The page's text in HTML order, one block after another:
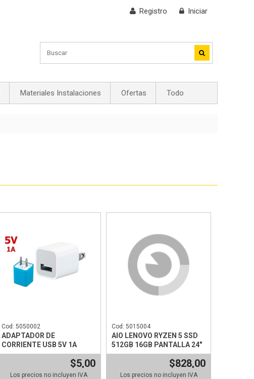
Registro Iniciar
Materiales Instalaciones Ofertas Todo
Cod: 5050002
ADAPTADOR DE
CORRIENTE USB 5V 1A
$5,00
Los precios no incluyen IVA
Cod: 5015004
AIO LENOVO RYZEN 5 SSD
512GB 16GB PANTALLA 24"
$828,00
Los precios no incluyen IVA